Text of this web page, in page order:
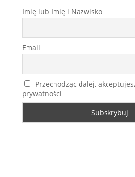
Imię lub Imię i Nazwisko
Email
Przechodząc dalej,
prywatności